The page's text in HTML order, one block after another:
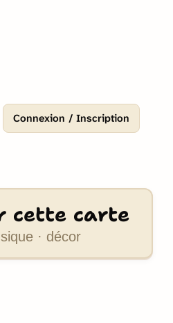
Connexion / Inscription
cette carte
· décor